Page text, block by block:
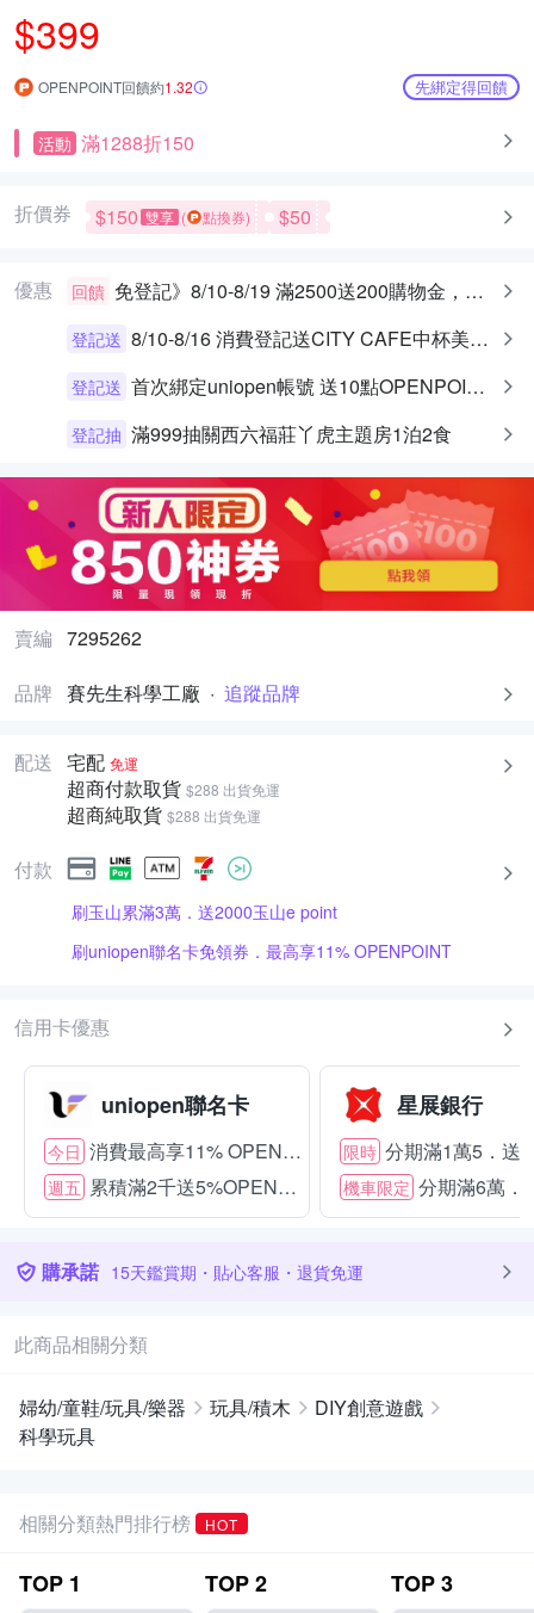
$399
OPENPOINT回饋約1.32 先綁定得回饋
活動 滿1288折150
折價券 $150 雙享 ( 點換券) $50
優惠 回饋 免登記》8/10-8/19 滿2500送200購物金，最高送400
登記送 8/10-8/16 消費登記送CITY CAFE中杯美式乙杯
登記送 首次綁定uniopen帳號 送10點OPENPOINT+統一布丁一個
登記抽 滿999抽關西六福莊丫虎主題房1泊2食
賣編 7295262
品牌 賽先生科學工廠 · 追蹤品牌
配送 宅配 免運
超商付款取貨 $288 出貨免運
超商純取貨 $288 出貨免運
付款
刷玉山累滿3萬．送2000玉山e point
刷uniopen聯名卡免領券．最高享11% OPENPOINT
信用卡優惠
uniopen聯名卡
今日 消費最高享11% OPENPOINT
週五 累積滿2千送5%OPENPOINT
星展銀行
限時 分期滿1萬5．送
機車限定 分期滿6萬．
購承諾 15天鑑賞期・貼心客服・退貨免運
此商品相關分類
婦幼/童鞋/玩具/樂器 玩具/積木
DIY創意遊戲
科學玩具
相關分類熱門排行榜 HOT
TOP 1 TOP2 TOP3